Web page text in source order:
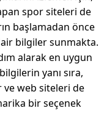
spor siteleri de
başlamadan önce
bilgiler sunmakta.
alarak en uygun
yanı sıra,
ve web siteleri de
bir seçenek